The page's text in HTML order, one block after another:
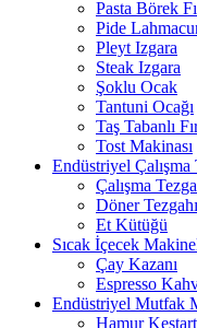
Pasta Börek
Pide
Pleyt Izgara
Steak Izgara
Şoklu Ocak
Tantuni Ocağı
Taş Tabanlı
Tost Makinası
Endüstriyel Çalışma
Çalışma
Döner Tezgahı
Et Kütüğü
Sıcak İçecek
Çay Kazanı
Espresso
Endüstriyel Mutfak
Hamur